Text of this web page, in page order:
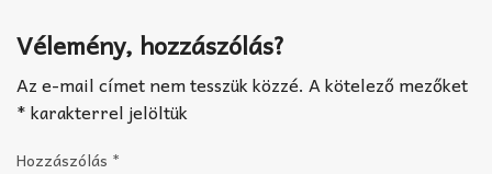
Vélemény, hozzászólás?
Az e-mail címet nem tesszük közzé. A kötelező mezőket
*karakterrel jelöltük
Hozzászólás *